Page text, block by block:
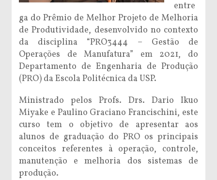
entre
ga do Prêmio de Melhor Projeto de Melhoria
de Produtividade, desenvolvido no contexto
da disciplina “PRO3444 – Gestão de
Operações de Manufatura” em 2021, do
Departamento de Engenharia de Produção
(PRO) da Escola Politécnica da USP.
Ministrado pelos Profs. Drs. Dario Ikuo
Miyake e Paulino Graciano Francischini, este
curso tem o objetivo de apresentar aos
alunos de graduação do PRO os principais
conceitos referentes à operação, controle,
manutenção e melhoria dos sistemas de
produção.